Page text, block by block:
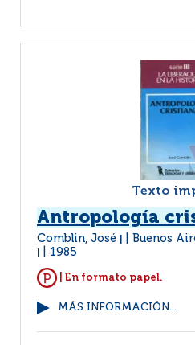
Texto
Antropología
Comblin, José Buenos
1985
| En formato papel.
MÁS INFORMACIÓN...